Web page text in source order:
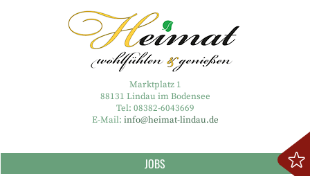
Marktplatz 1
88131 Lindau im Bodensee
Tel: 08382-6043669
E-Mail: info@heimat-lindau.de
JOBS